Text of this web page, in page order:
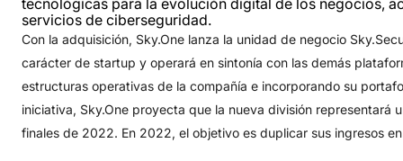
tecnológicas para la evolución digital de los negocios,
servicios de ciberseguridad.
Con la adquisición, Sky.One lanza la unidad de negocio
carácter de startup y operará en sintonía con las demás
estructuras operativas de la compañía e incorporando su
iniciativa, Sky.One proyecta que la nueva división representará
finales de 2022. En 2022, el objetivo es duplicar sus ingresos